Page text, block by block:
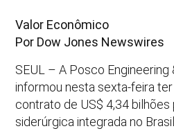
Valor Econômico
Por Dow Jones Newswires
SEUL – A Posco Engineering
informou nesta sexta-feira
contrato de US$ 4,34 bilhões
siderúrgica integrada no Brasil.